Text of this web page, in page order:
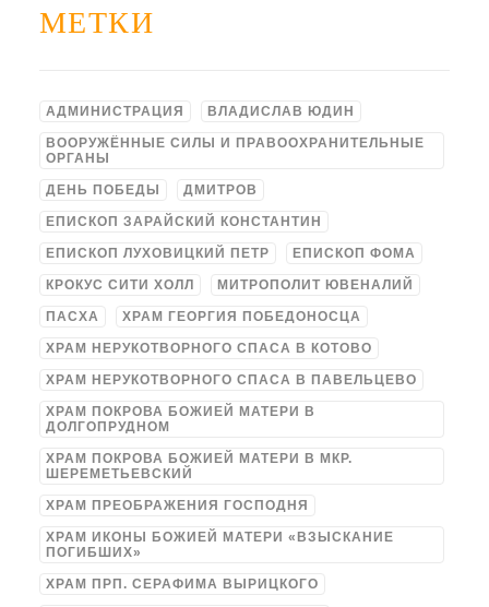
МЕТКИ
АДМИНИСТРАЦИЯ ВЛАДИСЛАВ ЮДИН
ВООРУЖЁННЫЕ СИЛЫ И ПРАВООХРАНИТЕЛЬНЫЕ
ОРГАНЫ
ДЕНЬ ПОБЕДЫ ДМИТРОВ
ЕПИСКОП ЗАРАЙСКИЙ КОНСТАНТИН
ЕПИСКОП ЛУХОВИЦКИЙ ПЕТР ЕПИСКОП ФОМА
КРОКУС СИТИ ХОЛЛ МИТРОПОЛИТ ЮВЕНАЛИЙ
ПАСХА ХРАМ ГЕОРГИЯ ПОБЕДОНОСЦА
ХРАМ НЕРУКОТВОРНОГО СПАСА В КОТОВО
ХРАМ НЕРУКОТВОРНОГО СПАСА В ПАВЕЛЬЦЕВО
ХРАМ ПОКРОВА БОЖИЕЙ МАТЕРИ В
ДОЛГОПРУДНОМ
ХРАМ ПОКРОВА БОЖИЕЙ МАТЕРИ В МКР.
ШЕРЕМЕТЬЕВСКИЙ
ХРАМ ПРЕОБРАЖЕНИЯ ГОСПОДНЯ
ХРАМ ИКОНЫ БОЖИЕЙ МАТЕРИ «ВЗЫСКАНИЕ
ПОГИБШИХ»
ХРАМ ПРП. СЕРАФИМА ВЫРИЦКОГО